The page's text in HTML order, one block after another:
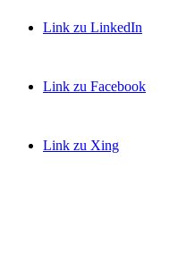
Link zu LinkedIn
Link zu Facebook
Link zu Xing